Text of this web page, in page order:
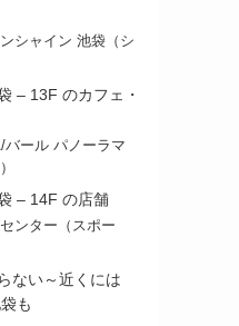
シャイン 池袋（シ
– 13F のカフェ・
バール パノーラマ
– 14F の店舗
ンター（スポー
ない～近くには
も